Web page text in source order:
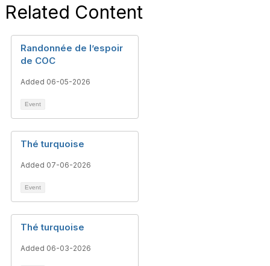
Related Content
Randonnée de l’espoir
de COC
Added 06-05-2026
Event
Thé turquoise
Added 07-06-2026
Event
Thé turquoise
Added 06-03-2026